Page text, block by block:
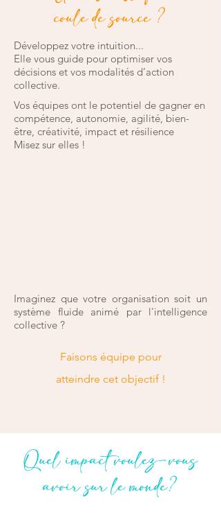
coule de source ?
Développez votre intuition...
Elle vous guide pour optimiser vos
décisions et vos modalités d’action
collective.
Vos équipes ont le potentiel de gagner en
compétence, autonomie, agilité, bien-
être, créativité, impact et résilience
Misez sur elles !
Imaginez que votre organisation soit un
système fluide animé par l'intelligence
collective ?
Faisons équipe pour
atteindre cet objectif !
Quel impact voulez-vous
avoir sur le monde?